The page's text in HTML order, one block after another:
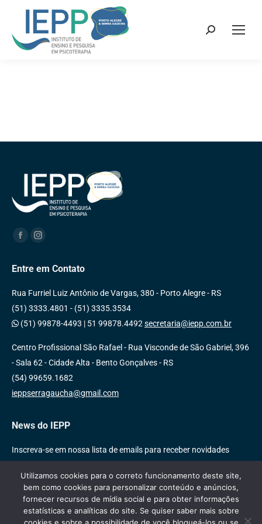
Encontre-nos em:
Entre em Contato
Rua Furriel Luiz Antônio de Vargas, 380 - Porto Alegre - RS
(51) 3333.4801 - (51) 3335.3534
(51) 99878-4493 | 51 99878.4492 secretaria@iepp.com.br
Centro Profissional São Rafael - Rua Visconde de São Gabriel, 396
- Sala 62 - Cidade Alta - Bento Gonçalves - RS
(54) 99659.1682
ieppserragaucha@gmail.com
News do IEPP
Inscreva-se em nossa lista de emails para receber novidades
Utilizamos cookies para o correto funcionamento deste site,
bem como cookies para personalizar conteúdo e anúncios,
fornecer recursos de mídia social e para obter informações
estatísticas e analíticas do site. Se quiser saber mais sobre